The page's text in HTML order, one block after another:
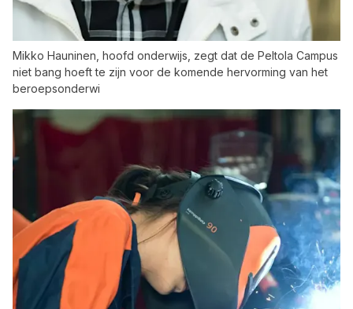
Mikko Hauninen, hoofd onderwijs, zegt dat de Peltola Campus
niet bang hoeft te zijn voor de komende hervorming van het
beroepsonderwi